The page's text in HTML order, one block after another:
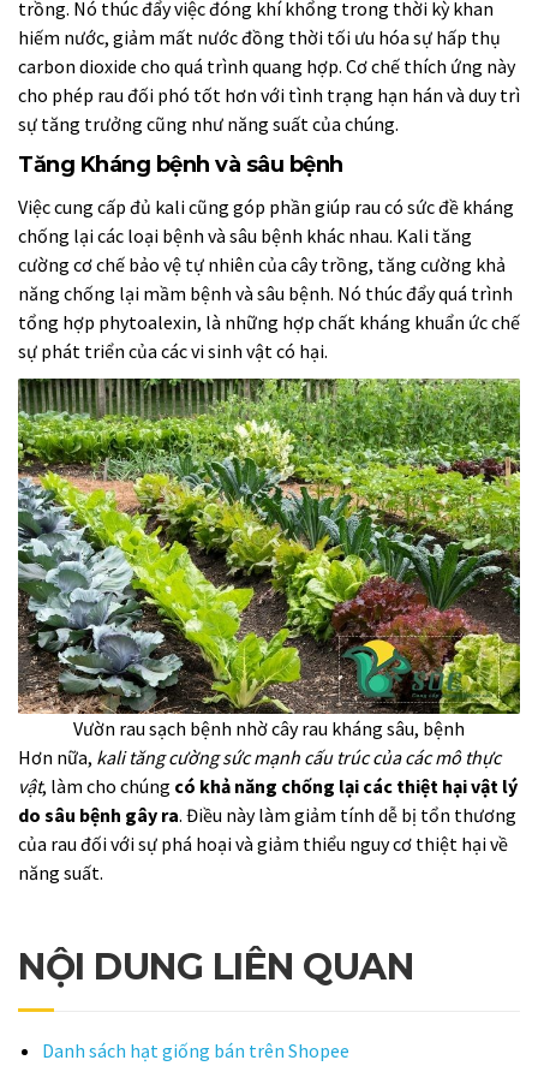
trồng. Nó thúc đẩy việc đóng khí khổng trong thời kỳ khan
hiếm nước, giảm mất nước đồng thời tối ưu hóa sự hấp thụ
carbon dioxide cho quá trình quang hợp. Cơ chế thích ứng này
cho phép rau đối phó tốt hơn với tình trạng hạn hán và duy trì
sự tăng trưởng cũng như năng suất của chúng.
Tăng Kháng bệnh và sâu bệnh
Việc cung cấp đủ kali cũng góp phần giúp rau có sức đề kháng
chống lại các loại bệnh và sâu bệnh khác nhau. Kali tăng
cường cơ chế bảo vệ tự nhiên của cây trồng, tăng cường khả
năng chống lại mầm bệnh và sâu bệnh. Nó thúc đẩy quá trình
tổng hợp phytoalexin, là những hợp chất kháng khuẩn ức chế
sự phát triển của các vi sinh vật có hại.
Vườn rau sạch bệnh nhờ cây rau kháng sâu, bệnh
Hơn nữa, kali tăng cường sức mạnh cấu trúc của các mô thực
vật, làm cho chúng có khả năng chống lại các thiệt hại vật lý
do sâu bệnh gây ra. Điều này làm giảm tính dễ bị tổn thương
của rau đối với sự phá hoại và giảm thiểu nguy cơ thiệt hại về
năng suất.
NỘI DUNG LIÊN QUAN
Danh sách hạt giống bán trên Shopee